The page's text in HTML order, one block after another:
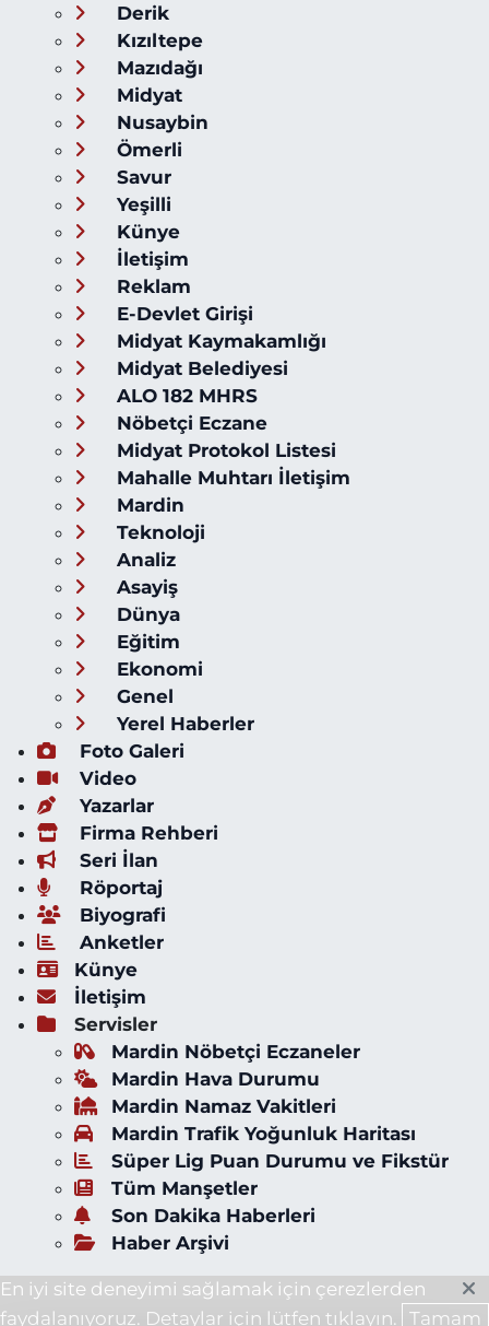
Derik
Kızıltepe
Mazıdağı
Midyat
Nusaybin
Ömerli
Savur
Yeşilli
Künye
İletişim
Reklam
E-Devlet Girişi
Midyat Kaymakamlığı
Midyat Belediyesi
ALO 182 MHRS
Nöbetçi Eczane
Midyat Protokol Listesi
Mahalle Muhtarı İletişim
Mardin
Teknoloji
Analiz
Asayiş
Dünya
Eğitim
Ekonomi
Genel
Yerel Haberler
Foto Galeri
Video
Yazarlar
Firma Rehberi
Seri İlan
Röportaj
Biyografi
Anketler
Künye
İletişim
Servisler
Mardin Nöbetçi Eczaneler
Mardin Hava Durumu
Mardin Namaz Vakitleri
Mardin Trafik Yoğunluk Haritası
Süper Lig Puan Durumu ve Fikstür
Tüm Manşetler
Son Dakika Haberleri
Haber Arşivi
En iyi site deneyimi sağlamak için çerezlerden
faydalanıyoruz. Detaylar için lütfen tıklayın.
Tamam